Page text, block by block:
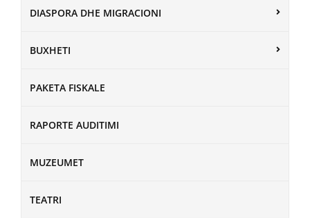
DIASPORA DHE MIGRACIONI
BUXHETI
PAKETA FISKALE
RAPORTE AUDITIMI
MUZEUMET
TEATRI